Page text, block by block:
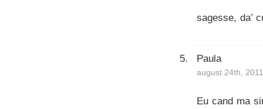
sagesse, da’
Paula
august 24th,
Eu cand ma